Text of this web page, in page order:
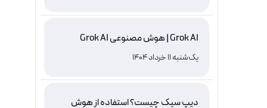
Grok AI | هوش مصنوعی Grok AI
یک‌شنبه 11 خرداد 1404
دیپ سیک چیست؟ استفاده از هوش